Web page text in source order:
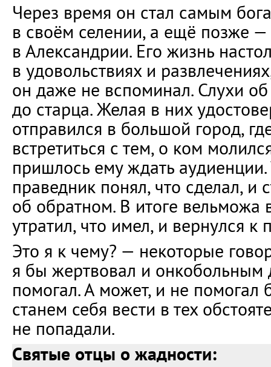
Через время он стал самым
в своём селении, а ещё позже
в Александрии. Его жизнь
в удовольствиях и
он даже не вспоминал. Слухи
до старца. Желая в них
отправился в большой город,
встретиться с тем, о ком
пришлось ему ждать аудиенции.
праведник понял, что сделал, и
об обратном. В итоге вельможа
утратил, что имел, и вернулся
Это я к чему? — некоторые
я бы жертвовал и онкобольным
помогал. А может, и не
станем себя вести в тех
не попадали.
Святые отцы о жадности: